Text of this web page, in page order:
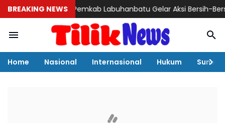
BREAKING NEWS
Pemkab Labuhanbatu Gelar Aksi Bersih-Bersih Sambut
Home Nasional Internasional Hukum Sumut